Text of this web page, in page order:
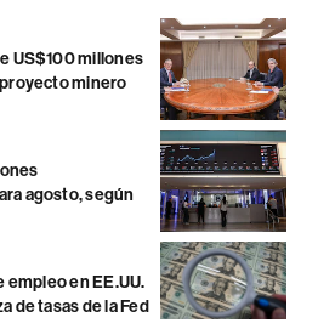
US$100 millones
minero
agosto, según
empleo en EE.UU.
de tasas de la Fed